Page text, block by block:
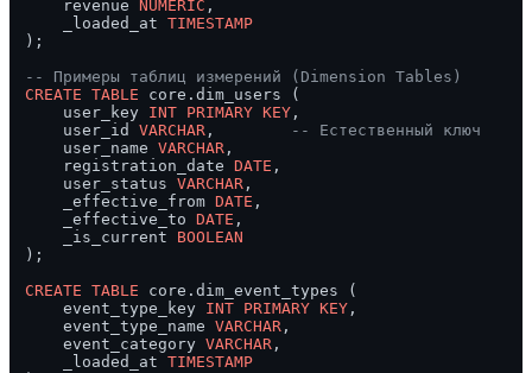
    revenue
NUMERIC ,
    _loaded_at
TIMESTAMP
);
-- Примеры таблиц измерений (Dimension Tables)
CREATE TABLE core.dim_users (
    user_key
INT PRIMARY KEY ,
    user_id
VARCHAR ,
-- Естественный ключ
    user_name
VARCHAR ,
    registration_date
DATE ,
    user_status
VARCHAR ,
    _effective_from
DATE ,
    _effective_to
DATE ,
    _is_current
BOOLEAN
);
CREATE TABLE core.dim_event_types (
    event_type_key
INT PRIMARY KEY ,
    event_type_name
VARCHAR ,
    event_category
VARCHAR ,
    _loaded_at
TIMESTAMP